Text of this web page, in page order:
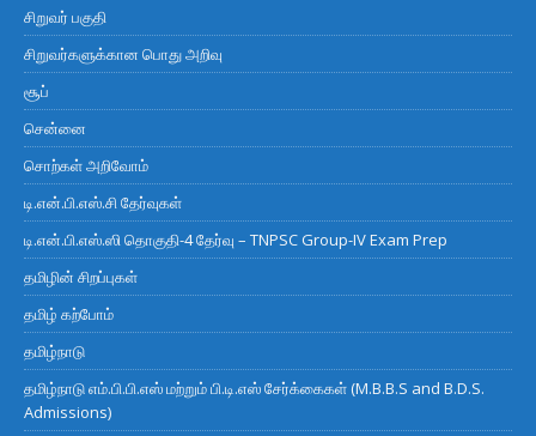
சிறுவர் பகுதி
சிறுவர்களுக்கான பொது அறிவு
சூப்
சென்னை
சொற்கள் அறிவோம்
டி.என்.பி.எஸ்.சி தேர்வுகள்
டி.என்.பி.எஸ்.ஸி தொகுதி-4 தேர்வு – TNPSC Group-IV Exam Prep
தமிழின் சிறப்புகள்
தமிழ் கற்போம்
தமிழ்நாடு
தமிழ்நாடு எம்.பி.பி.எஸ் மற்றும் பி.டி.எஸ் சேர்க்கைகள் (M.B.B.S and B.D.S.
Admissions)